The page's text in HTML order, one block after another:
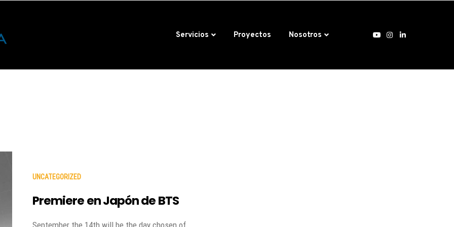
Servicios Proyectos Nosotros
UNCATEGORIZED
Premiere en Japón de BTS
September the 14th will be the day chosen of